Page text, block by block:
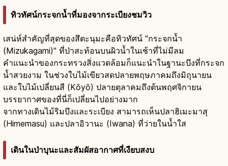
ทิวทัศน์กระจกน้ำที่มองจากระเบียงชมวิว
เสน่ห์สำคัญที่สุดของสึตะนุมะคือทิวทัศน์ "กระจกน้ำ
(Mizukagami)" ที่ป่าสะท้อนบนผิวน้ำในเช้าที่ไม่มีลม
คำแนะนำของกระทรวงสิ่งแวดล้อมก็แนะนำในฐานะบึงที่กระจก
น้ำสวยงาม ในช่วงใบไม้เขียวสดปลายพฤษภาคมถึงมิถุนายน
และใบไม้เปลี่ยนสี (Kōyō) ปลายตุลาคมถึงต้นพฤศจิกายน
บรรยากาศของที่นี่ก็เปลี่ยนไปอย่างมาก
จากทางเดินไม้ริมบึงและระเบียง สามารถเห็นปลาฮิเมะมาสุ
(Himemasu) และปลาอิวานะ (Iwana) ที่ว่ายในน้ำใส
เดินในป่าบุนะและสัมผัสอากาศที่เงียบสงบ